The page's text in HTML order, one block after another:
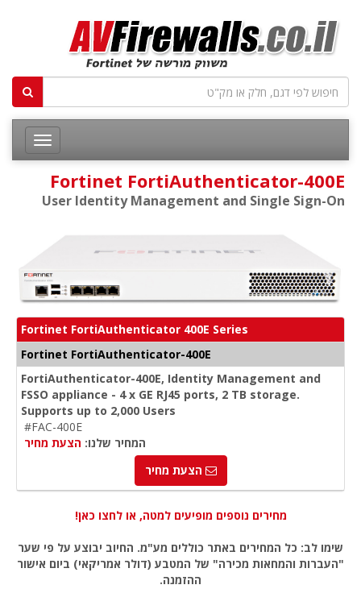
Fortinet FortiAuthenticator-400E
User Identity Management and Single Sign-On
Fortinet FortiAuthenticator 400E Series
Fortinet FortiAuthenticator-400E
FortiAuthenticator-400E, Identity Management and
FSSO appliance - 4 x GE RJ45 ports, 2 TB storage.
Supports up to 2,000 Users
#FAC-400E
המחיר שלנו: הצעת מחיר
הצעת מחיר
מחירים נוספים מופיעים למטה, או לחצו כאן!
שימו לב: כל המחירים באתר כוללים מע"מ. החיוב יבוצע על פי שער
"העברות והמחאות מכירה" של המטבע (דולר אמריקאי) ביום אישור
ההזמנה.